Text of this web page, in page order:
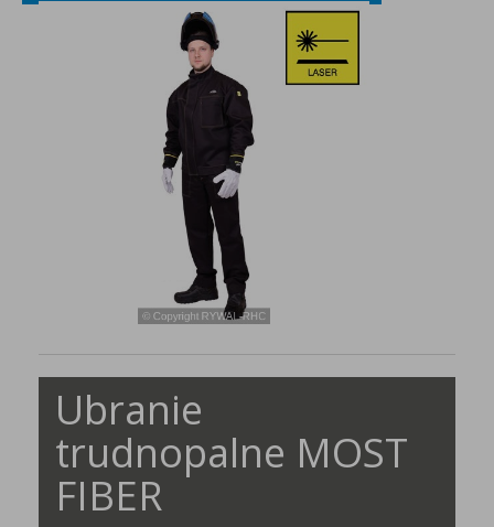
Ubranie
trudnopalne MOST
FIBER